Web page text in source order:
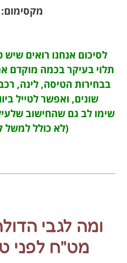
מקסימום:
לסיכום אנחנו רואים
תלוי בעיקר בכמה מוקדם
בבחירות הטיסה, לינה,
שונים, ואפשר לטייל
שימו לב גם שהחישוב
(לא כולל למשל
ומה לגבי
מט"ח לפני